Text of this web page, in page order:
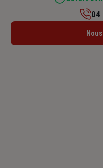
Lundi :
04